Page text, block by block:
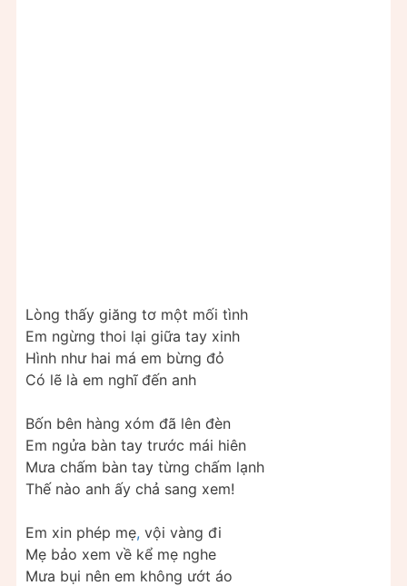
Lòng thấy giăng tơ một mối tình
Em ngừng thoi lại giữa tay xinh
Hình như hai má em bừng đỏ
Có lẽ là em nghĩ đến anh
Bốn bên hàng xóm đã lên đèn
Em ngửa bàn tay trước mái hiên
Mưa chấm bàn tay từng chấm lạnh
Thế nào anh ấy chả sang xem!
Em xin phép mẹ, vội vàng đi
Mẹ bảo xem về kể mẹ nghe
Mưa bụi nên em không ướt áo